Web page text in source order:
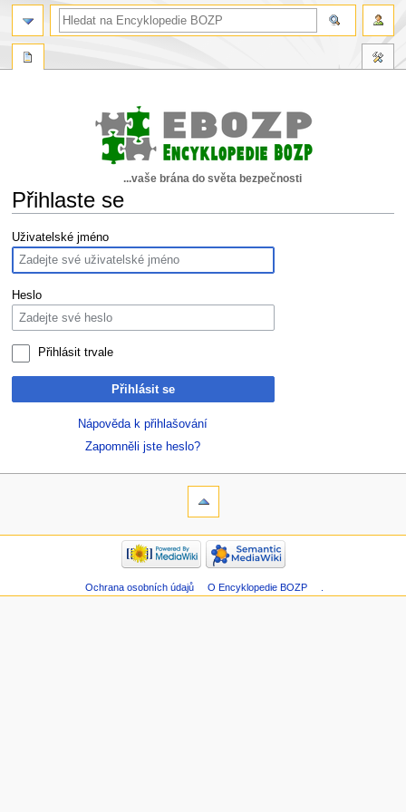
...vaše brána do světa bezpečnosti
Přihlaste se
Skočit
na
navigaci
Skočit
na
vyhledávání
Uživatelské jméno
Heslo
Přihlásit trvale
Přihlásit se
Nápověda k přihlašování
Zapomněli jste heslo?
Ochrana osobních údajů O Encyklopedie BOZP